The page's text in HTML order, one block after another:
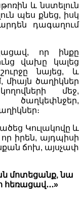
և նստելուն
պես քնեց, իսկ
դագաղում
որ ինքը
վախը կալեց
նայեց, և
միայն ծաղիկներ
մեջ,
Կուլակովը և
իրեն, այդպիսի
ճոխ, այսչափ
մոտեցանք, նա